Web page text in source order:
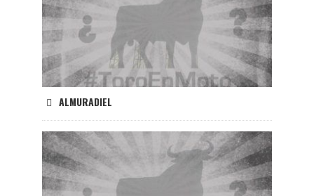
ALMURADIEL